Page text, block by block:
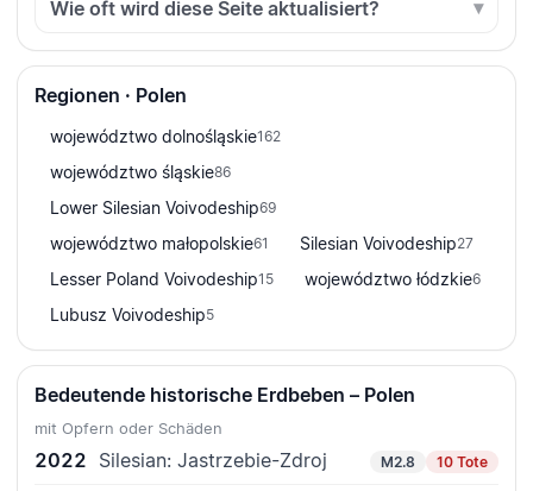
Wie oft wird diese Seite aktualisiert?
Regionen · Polen
województwo dolnośląskie162
województwo śląskie86
Lower Silesian Voivodeship69
województwo małopolskie61 Silesian Voivodeship27
Lesser Poland Voivodeship15 województwo łódzkie6
Lubusz Voivodeship5
Bedeutende historische Erdbeben – Polen
mit Opfern oder Schäden
2022 Silesian: Jastrzebie-Zdroj M2.8 10 Tote